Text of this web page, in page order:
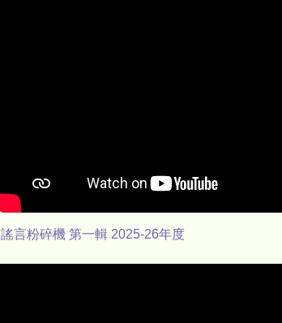
謠言粉碎機 第一輯 2025-26年度